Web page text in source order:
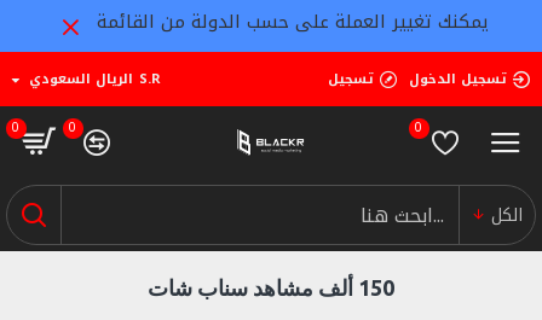
يمكنك تغيير العملة على حسب الدولة من القائمة
تسجيل الدخول تسجيل S.R الريال السعودي
0
0
0
الكل
150 ألف مشاهد سناب شات